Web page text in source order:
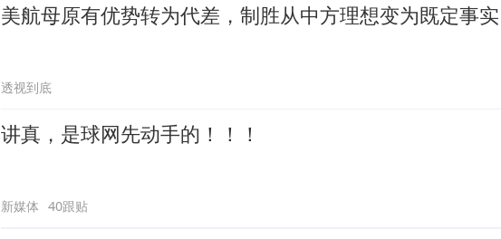
美航母原有优势转为代差，制胜从中方理想变为既定事实
透视到底
讲真，是球网先动手的！！！
新媒体 40跟贴